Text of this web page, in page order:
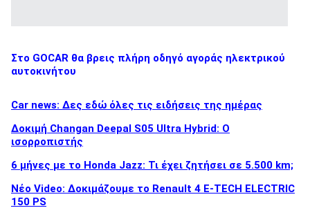
Στο GOCAR θα βρεις πλήρη οδηγό αγοράς ηλεκτρικού
αυτοκινήτου
Car news: Δες εδώ όλες τις ειδήσεις της ημέρας
Δοκιμή Changan Deepal S05 Ultra Hybrid: Ο
ισορροπιστής
6 μήνες με το Honda Jazz: Τι έχει ζητήσει σε 5.500 km;
Νέο Video: Δοκιμάζουμε το Renault 4 E-TECH ELECTRIC
150 PS